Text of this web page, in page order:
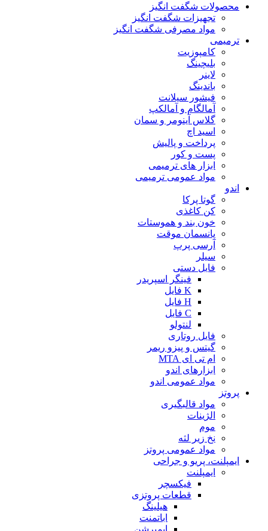
محصولات شگفت انگیز
تجهیزات شگفت انگیز
مواد مصرفی شگفت انگیز
ترمیمی
کامپوزیت
بلیچینگ
لاینر
باندینگ
فیشور سیلانت
آمالگام و آمالکپ
گلاس آینومر و سمان
اسید اچ
پرداخت و پالیش
پست و کور
ابزار های ترمیمی
مواد عمومی ترمیمی
اندو
گوتا پرکا
کن کاغذی
خون بند و هموستات
پانسمان موقت
آرسی پرپ
سیلر
فایل دستی
فینگر اسپریدر
K فایل
H فایل
C فایل
لنتولو
فایل روتاری
گیتس و پیزو ریمر
ام تی ای MTA
ابزارهای اندو
مواد عمومی اندو
پروتز
مواد قالبگیری
الژینات
موم
نخ زیر لثه
مواد عمومی پروتز
ایمپلنت، پریو و جراحی
ایمپلنت
فیکسچر
قطعات پروتزی
هیلینگ
اباتمنت
ایمپرشن